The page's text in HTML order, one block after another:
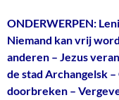
ONDERWERPEN:
Niemand kan vrij
anderen – Jezus
de stad Archangelsk
doorbreken –